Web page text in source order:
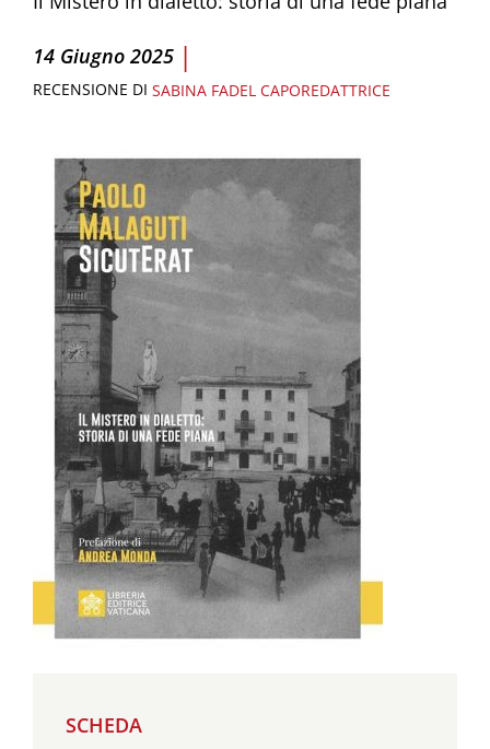
14 Giugno 2025 |
RECENSIONE DI SABINA FADEL CAPOREDATTRICE
SCHEDA